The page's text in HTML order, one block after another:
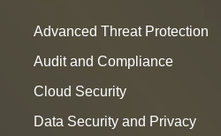
Advanced Threat Protection
Audit and Compliance
Cloud Security
Data Security and Privacy